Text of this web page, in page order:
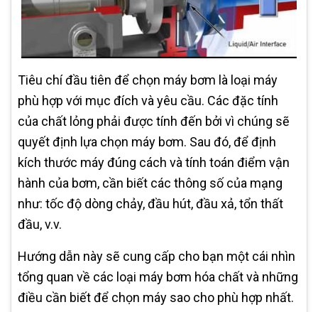
Tiêu chí đầu tiên để chọn máy bơm là loại máy
phù hợp với mục đích và yêu cầu. Các đặc tính
của chất lỏng phải được tính đến bởi vì chúng sẽ
quyết định lựa chọn máy bơm. Sau đó, để định
kích thước máy đúng cách và tính toán điểm vận
hành của bơm, cần biết các thông số của mạng
như: tốc độ dòng chảy, đầu hút, đầu xả, tổn thất
đầu, v.v.
Hướng dẫn này sẽ cung cấp cho bạn một cái nhìn
tổng quan về các loại máy bơm hóa chất và những
điều cần biết để chọn máy sao cho phù hợp nhất.